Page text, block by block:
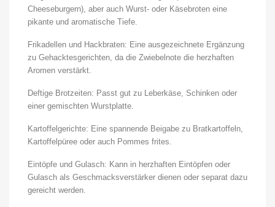
Cheeseburgern), aber auch Wurst- oder Käsebroten eine
pikante und aromatische Tiefe.
Frikadellen und Hackbraten: Eine ausgezeichnete Ergänzung
zu Gehacktesgerichten, da die Zwiebelnote die herzhaften
Aromen verstärkt.
Deftige Brotzeiten: Passt gut zu Leberkäse, Schinken oder
einer gemischten Wurstplatte.
Kartoffelgerichte: Eine spannende Beigabe zu Bratkartoffeln,
Kartoffelpüree oder auch Pommes frites.
Eintöpfe und Gulasch: Kann in herzhaften Eintöpfen oder
Gulasch als Geschmacksverstärker dienen oder separat dazu
gereicht werden.